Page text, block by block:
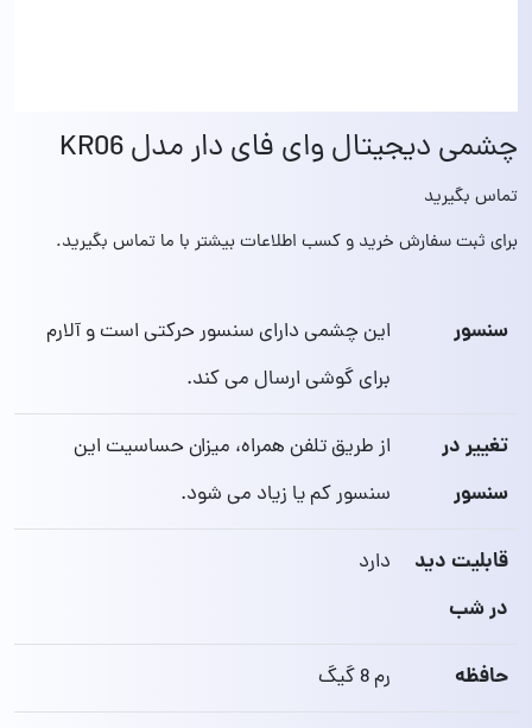
چشمی دیجیتال وای فای دار مدل KR06
تماس بگیرید
برای ثبت سفارش خرید و کسب اطلاعات بیشتر با ما تماس بگیرید.
سنسور
این چشمی دارای سنسور حرکتی است و آلارم
برای گوشی ارسال می‌ کند.
تغییر در
سنسور
از طریق تلفن همراه، میزان حساسیت این
سنسور کم یا زیاد می‌ شود.
قابلیت دید
در شب
دارد
حافظه رم 8 گیگ